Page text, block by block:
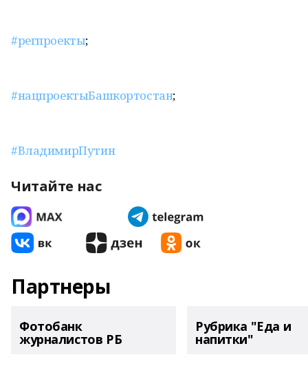
#регпроекты;
#нацпроектыБашкортостан;
#ВладимирПутин
Читайте нас
Партнеры
Фотобанк
журналистов РБ
Рубрика "Еда и
напитки"